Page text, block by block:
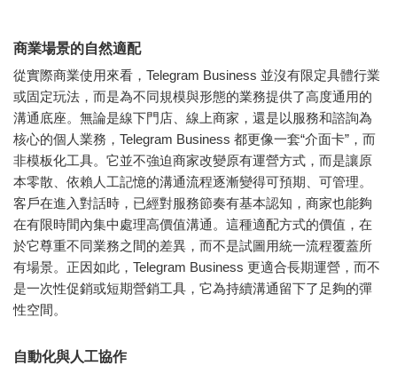
商業場景的自然適配
從實際商業使用來看，Telegram Business 並沒有限定具體行業
或固定玩法，而是為不同規模與形態的業務提供了高度通用的
溝通底座。無論是線下門店、線上商家，還是以服務和諮詢為
核心的個人業務，Telegram Business 都更像一套“介面卡”，而
非模板化工具。它並不強迫商家改變原有運營方式，而是讓原
本零散、依賴人工記憶的溝通流程逐漸變得可預期、可管理。
客戶在進入對話時，已經對服務節奏有基本認知，商家也能夠
在有限時間內集中處理高價值溝通。這種適配方式的價值，在
於它尊重不同業務之間的差異，而不是試圖用統一流程覆蓋所
有場景。正因如此，Telegram Business 更適合長期運營，而不
是一次性促銷或短期營銷工具，它為持續溝通留下了足夠的彈
性空間。
自動化與人工協作